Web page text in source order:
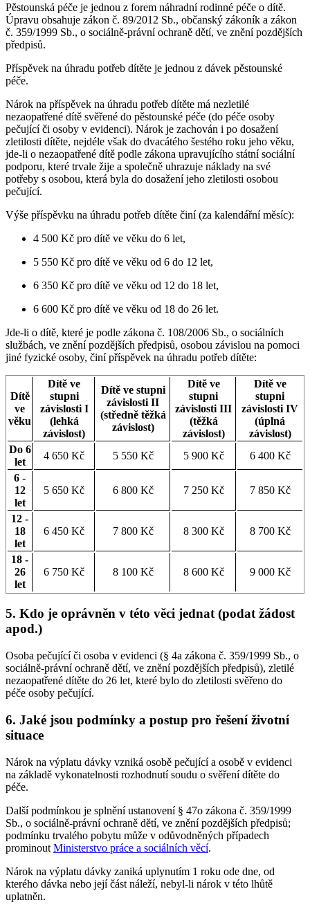
Pěstounská péče je jednou z forem náhradní rodinné péče o dítě.
Úpravu obsahuje zákon č. 89/2012 Sb., občanský zákoník a zákon
č. 359/1999 Sb., o sociálně-právní ochraně dětí, ve znění pozdějších
předpisů.
Příspěvek na úhradu potřeb dítěte je jednou z dávek pěstounské
péče.
Nárok na příspěvek na úhradu potřeb dítěte má nezletilé
nezaopatřené dítě svěřené do pěstounské péče (do péče osoby
pečující či osoby v evidenci). Nárok je zachován i po dosažení
zletilosti dítěte, nejdéle však do dvacátého šestého roku jeho věku,
jde-li o nezaopatřené dítě podle zákona upravujícího státní sociální
podporu, které trvale žije a společně uhrazuje náklady na své
potřeby s osobou, která byla do dosažení jeho zletilosti osobou
pečující.
Výše příspěvku na úhradu potřeb dítěte činí (za kalendářní měsíc):
4 500 Kč pro dítě ve věku do 6 let,
5 550 Kč pro dítě ve věku od 6 do 12 let,
6 350 Kč pro dítě ve věku od 12 do 18 let,
6 600 Kč pro dítě ve věku od 18 do 26 let.
Jde-li o dítě, které je podle zákona č. 108/2006 Sb., o sociálních
službách, ve znění pozdějších předpisů, osobou závislou na pomoci
jiné fyzické osoby, činí příspěvek na úhradu potřeb dítěte:
Dítě
ve
věku
Dítě ve
stupni
závislosti I
(lehká
závislost)
Dítě ve stupni
závislosti II
(středně těžká
závislost)
Dítě ve
stupni
závislosti III
(těžká
závislost)
Dítě ve
stupni
závislosti IV
(úplná
závislost)
Do 6
let
4 650 Kč 5 550 Kč 5 900 Kč
6 400 Kč
6 -
12
let
5 650 Kč 6 800 Kč 7 250 Kč 7 850 Kč
12 -
18
let
6 450 Kč 7 800 Kč 8 300 Kč 8 700 Kč
18 -
26
let
6 750 Kč 8 100 Kč 8 600 Kč 9 000 Kč
5. Kdo je oprávněn v této věci jednat (podat žádost
apod.)
Osoba pečující či osoba v evidenci (§ 4a zákona č. 359/1999 Sb., o
sociálně-právní ochraně dětí, ve znění pozdějších předpisů), zletilé
nezaopatřené dítěte do 26 let, které bylo do zletilosti svěřeno do
péče osoby pečující.
6. Jaké jsou podmínky a postup pro řešení životní
situace
Nárok na výplatu dávky vzniká osobě pečující a osobě v evidenci
na základě vykonatelnosti rozhodnutí soudu o svěření dítěte do
péče.
Další podmínkou je splnění ustanovení § 47o zákona č. 359/1999
Sb., o sociálně-právní ochraně dětí, ve znění pozdějších předpisů;
podmínku trvalého pobytu může v odůvodněných případech
prominout Ministerstvo práce a sociálních věcí.
Nárok na výplatu dávky zaniká uplynutím 1 roku ode dne, od
kterého dávka nebo její část náleží, nebyl-li nárok v této lhůtě
uplatněn.